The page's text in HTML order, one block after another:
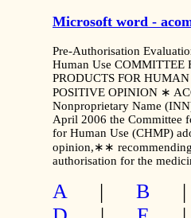
Microsoft word -
Pre-Authorisation
Human Use COMMITTEE
PRODUCTS FOR
POSITIVE OPINION ∗
Nonproprietary Name
April 2006 the Committee
for Human Use (CHMP)
opinion,∗∗
authorisation for the
A | B